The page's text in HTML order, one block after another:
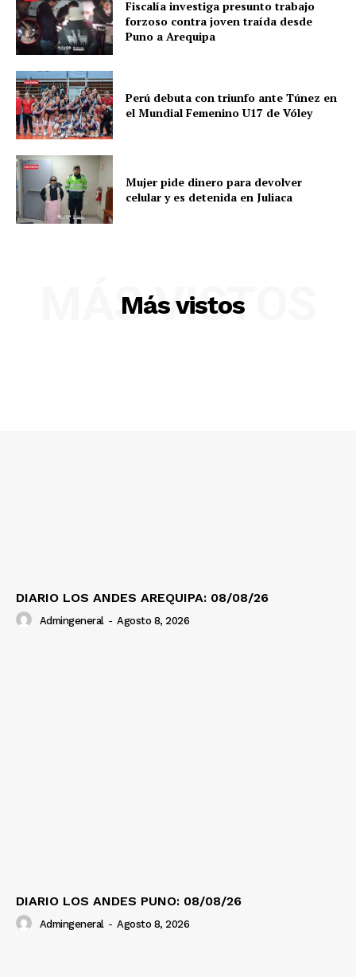
Diario los Andes
Fiscalía investiga presunto trabajo
forzoso contra joven traída desde
Puno a Arequipa
Perú debuta con triunfo ante Túnez en
el Mundial Femenino U17 de Vóley
Mujer pide dinero para devolver
celular y es detenida en Juliaca
Más vistos
MÁS VISTOS
DIARIO LOS ANDES AREQUIPA: 08/08/26
Admingeneral - Agosto 8, 2026
DIARIO LOS ANDES PUNO: 08/08/26
Admingeneral - Agosto 8, 2026